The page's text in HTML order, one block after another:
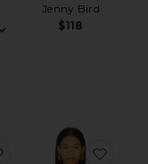
Jenny Bird
$118
Dress
favoritoDesi